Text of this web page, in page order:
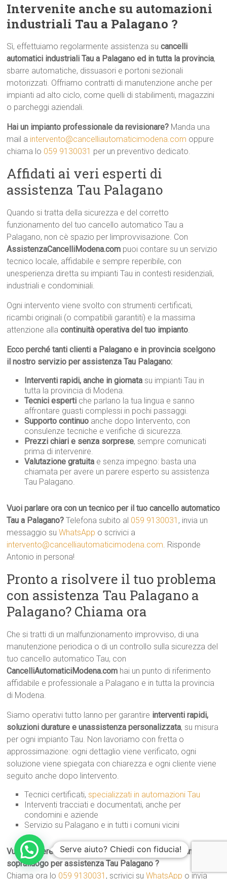
Intervenite anche su automazioni
industriali Tau a Palagano ?
Sì, effettuiamo regolarmente assistenza sucancelli
automatici industriali Tau a Palagano ed in tutta la provincia,
sbarre automatiche, dissuasori e portoni sezionali
motorizzati. Offriamo contratti di manutenzione anche per
impianti ad alto ciclo, come quelli di stabilimenti, magazzini
o parcheggi aziendali.
Hai un impianto professionale da revisionare? Manda una
mail a intervento@cancelliautomaticimodena.com oppure
chiama lo 059 9130031 per un preventivo dedicato.
Affidati ai veri esperti di
assistenza Tau Palagano
Quando si tratta della sicurezza e del corretto
funzionamento del tuo cancello automatico Tau a
Palagano, non cè spazio per limprovvisazione. Con
AssistenzaCancelliModena.com puoi contare su un servizio
tecnico locale, affidabile e sempre reperibile, con
unesperienza diretta su impianti Tau in contesti residenziali,
industriali e condominiali.
Ogni intervento viene svolto con strumenti certificati,
ricambi originali (o compatibili garantiti) e la massima
attenzione allacontinuità operativa del tuo impianto.
Ecco perché tanti clienti a Palagano e in provincia scelgono
il nostro servizio per assistenza Tau Palagano:
Interventi rapidi, anche in giornata su impianti Tau in
tutta la provincia di Modena.
Tecnici esperti che parlano la tua lingua e sanno
affrontare guasti complessi in pochi passaggi.
Supporto continuo anche dopo lintervento, con
consulenze tecniche e verifiche di sicurezza.
Prezzi chiari e senza sorprese, sempre comunicati
prima di intervenire.
Valutazione gratuita e senza impegno: basta una
chiamata per avere un parere esperto su assistenza
Tau Palagano.
Vuoi parlare ora con un tecnico per il tuo cancello automatico
Tau a Palagano? Telefona subito al 059 9130031 , invia un
messaggio suWhatsApp o scrivici a
intervento@cancelliautomaticimodena.com. Risponde
Antonio in persona!
Pronto a risolvere il tuo problema
con assistenza Tau Palagano a
Palagano? Chiama ora
Che si tratti di un malfunzionamento improvviso, di una
manutenzione periodica o di un controllo sulla sicurezza del
tuo cancello automatico Tau, con
CancelliAutomaticiModena.com hai un punto di riferimento
affidabile e professionale a Palagano e in tutta la provincia
di Modena.
Siamo operativi tutto lanno per garantire interventi rapidi,
soluzioni durature e unassistenza personalizzata, su misura
per ogni impianto Tau. Non lavoriamo con fretta o
approssimazione: ogni dettaglio viene verificato, ogni
soluzione viene spiegata con chiarezza e ogni cliente viene
seguito anche dopo lintervento.
Tecnici certificati,specializzati in automazioni Tau
Interventi tracciati e documentati, anche per
condomini e aziende
Servizio su Palagano e in tutti i comuni vicini
Vuoi ricevere una consulenza immediata o fissare un
sopralluogo per assistenza Tau Palagano ?
Chiama ora lo 059 9130031 , scrivici suWhatsApp o invia
Serve aiuto? Chiedi con fiducia!